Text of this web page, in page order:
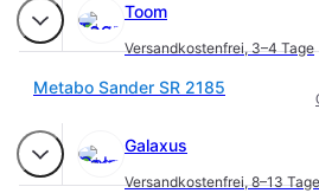
Toom
Versandkostenfrei,3–4 Tage
Metabo Sander SR 2185
Galaxus
Versandkostenfrei,8–13 Tage